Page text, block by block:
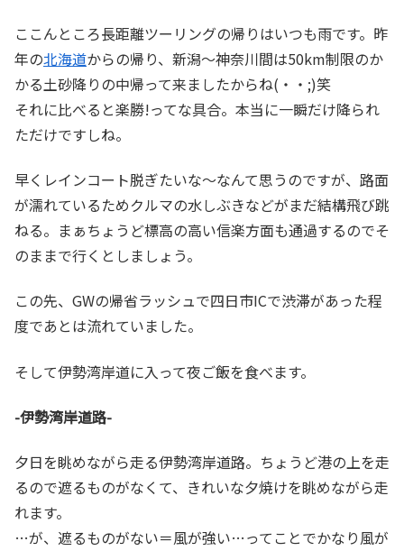
ここんところ長距離ツーリングの帰りはいつも雨です。昨
年の北海道からの帰り、新潟～神奈川間は50km制限のか
かる土砂降りの中帰って来ましたからね(・・;)笑
それに比べると楽勝!ってな具合。本当に一瞬だけ降られ
ただけですしね。
早くレインコート脱ぎたいな～なんて思うのですが、路面
が濡れているためクルマの水しぶきなどがまだ結構飛び跳
ねる。まぁちょうど標高の高い信楽方面も通過するのでそ
のままで行くとしましょう。
この先、GWの帰省ラッシュで四日市ICで渋滞があった程
度であとは流れていました。
そして伊勢湾岸道に入って夜ご飯を食べます。
-伊勢湾岸道路-
夕日を眺めながら走る伊勢湾岸道路。ちょうど港の上を走
るので遮るものがなくて、きれいな夕焼けを眺めながら走
れます。
…が、遮るものがない＝風が強い…ってことでかなり風が